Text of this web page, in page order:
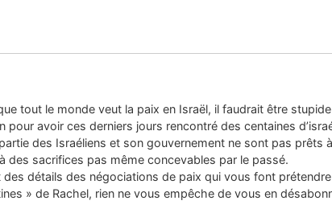
tout le monde veut la paix en Israël, il faudrait être
pour avoir ces derniers jours rencontré des centaines
des Israéliens et son gouvernement ne sont pas
des sacrifices pas même concevables par le passé.
détails des négociations de paix qui vous font
» de Rachel, rien ne vous empêche de vous en